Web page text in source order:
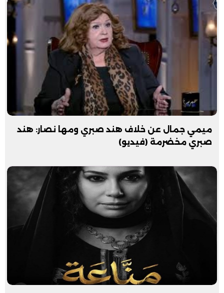
ميمي جمال عن خلاف هند صبري ومها نصار: هند
صبري مخضرمة (فيديو)